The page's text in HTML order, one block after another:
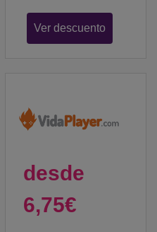
Ver descuento
desde
6,75€